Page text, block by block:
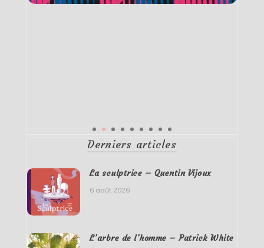
Derniers articles
La sculptrice – Quentin Vijoux
6 août 2026
L’arbre de l’homme – Patrick White